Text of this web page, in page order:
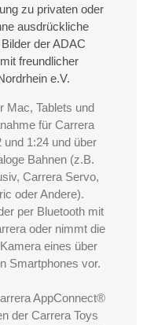
zu privaten oder
ausdrückliche
der ADAC
freundlicher
e.V.
Mac, Tablets und
für Carrera
1:24 und über
Bahnen (z.B.
Carrera Servo,
oder Andere).
per Bluetooth mit
oder nimmt die
eines über
Smartphones vor.
AppConnect®
der Carrera Toys